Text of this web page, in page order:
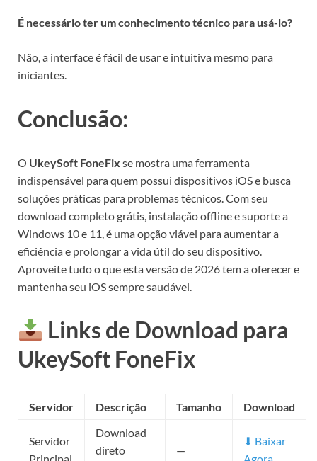
É necessário ter um conhecimento técnico para usá-lo?
Não, a interface é fácil de usar e intuitiva mesmo para
iniciantes.
Conclusão:
O UkeySoft FoneFix se mostra uma ferramenta
indispensável para quem possui dispositivos iOS e busca
soluções práticas para problemas técnicos. Com seu
download completo grátis, instalação offline e suporte a
Windows 10 e 11, é uma opção viável para aumentar a
eficiência e prolongar a vida útil do seu dispositivo.
Aproveite tudo o que esta versão de 2026 tem a oferecer e
mantenha seu iOS sempre saudável.
Links de Download para
UkeySoft FoneFix
Servidor Descrição Tamanho Download
Servidor
Download
direto
—
⬇ Baixar